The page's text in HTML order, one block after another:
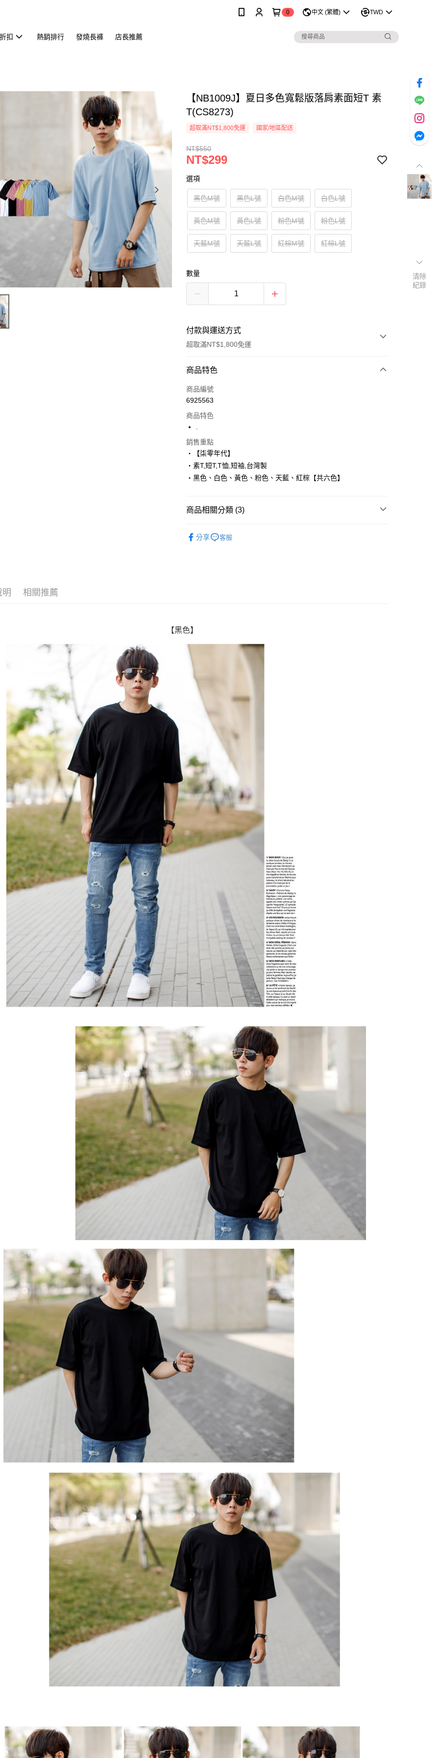
0 中文 (繁體) TWD
扣 熱銷排行 發燒長褲 店長推薦
【NB1009J】夏日多色寬鬆版落肩素面短T 素
T(CS8273)
超取滿NT$1,800免運 國家/地區配送
NT$550
NT$299
選項
黑色M號 黑色L號 白色M號 白色L號
黃色M號 黃色L號 粉色M號 粉色L號
天藍M號 天藍L號 紅棕M號 紅棕L號
數量
付款與運送方式
超取滿NT$1,800免運
付款方式
信用卡一次付款
Apple Pay
悠遊付
AFTEE先享後付
【關於「AFTEE先享後付」】
３．收到繳費通知簡訊後14天內，點擊此簡訊中的連結，可透過四大超商
※ 請注意：結帳手續完成當下不需立刻繳費，但若您需要取消訂單，請聯
絡購買商品的店家。未經商家同意取消之訂單仍視為有效，需透過AFTEE
先享後付繳納相關費用。
※ 交易是否成功請以「AFTEE先享後付 」之結帳頁面顯示為準，若有關於
是否繳費成功／繳費後需取消欲退款等相關疑問，請聯繫「AFTEE先享後
付客戶支援中心」https://netprotections.freshdesk.com/support/home
【注意事項】
１．透過由恩沛科技股份有限公司提供之「AFTEE先享後付」服務完成之
交易，需依本服務之必要範圍內提供個人資料，並將交易相關給付款項請
求債權轉讓予恩沛科技股份有限公司。
２．關於個人資料處理事宜，請瀏覽以下網址：
https://aftee.tw/terms/#terms3
３．未成年的使用者請事先徵得法定代理人或監護人之同意方可使用
「AFTEE先享後付」，若未經同意申辦者引起之損失，本公司不負相關責
任。
４．使用「AFTEE先享後付」時，將依據個別帳號之用戶狀況，依本公司
即時審查核予不同之上限額度；若仍有額度不足之情形，本公司將視審查
結果請求用戶進行身份認證。
５．嚴禁一人註冊多個帳號或使用他人資訊註冊。若發現惡意使用之情
形，恩沛科技股份有限公司將有權停止該用戶之使用額度並採取法律行
動。
ATM付款
7-11付款取貨
每筆NT$80，滿NT$1,800(含以上)免運費
先付款後7-11取貨
每筆NT$80，滿NT$1,800(含以上)免運費
每筆NT$120，滿NT$3,000(含以上)免運費
海外宅配 (TWD)
商品特色
商品編號
6925563
商品特色
銷售重點
‧【柒零年代】
‧素T,短T,T恤,短袖,台灣製
‧黑色、白色、黃色、粉色、天藍、紅棕【共六色】
商品相關分類 (3)
分享 客服
明 相關推薦
【黑色】
清除
紀錄